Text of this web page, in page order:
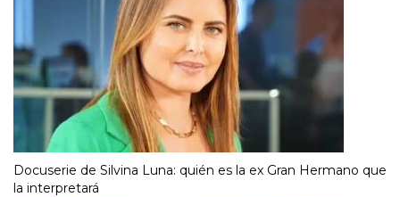
Docuserie de Silvina Luna: quién es la ex Gran Hermano que
la interpretará